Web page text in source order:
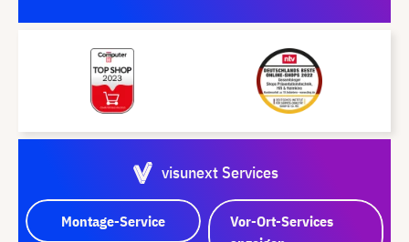
visunext Services
Montage-Service
Vor-Ort-Services